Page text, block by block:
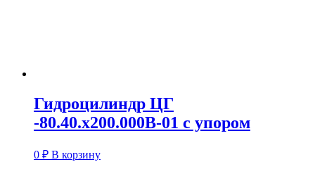
Гидроцилиндр ЦГ
-80.40.х200.000В-01 с упором
0 ₽ В корзину